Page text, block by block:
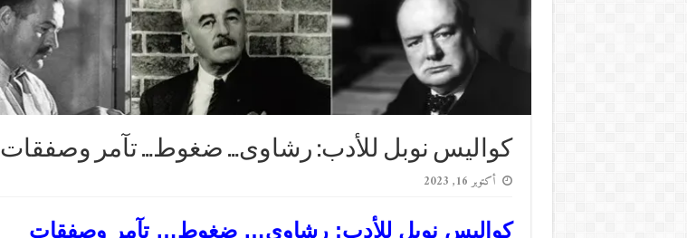
كواليس نوبل للأدب: رشاوى… ضغوط… تآمر وصفقات
أكتوبر 16, 2023
كواليس نوبل للأدب: رشاوى… ضغوط… تآمر وصفقات